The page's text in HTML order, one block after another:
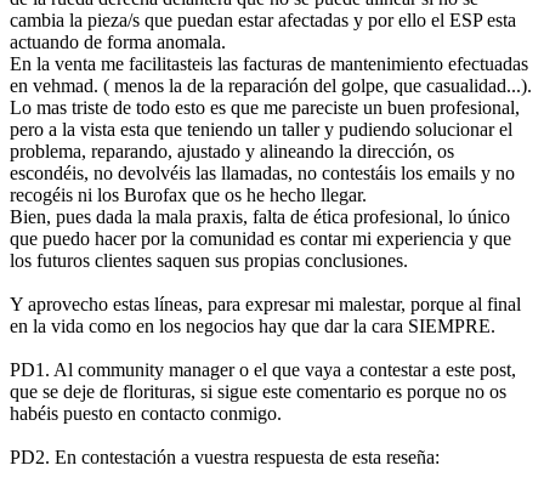
cambia la pieza/s que puedan estar afectadas y por ello el ESP esta
actuando de forma anomala.
En la venta me facilitasteis las facturas de mantenimiento efectuadas
en vehmad. ( menos la de la reparación del golpe, que casualidad...).
Lo mas triste de todo esto es que me pareciste un buen profesional,
pero a la vista esta que teniendo un taller y pudiendo solucionar el
problema, reparando, ajustado y alineando la dirección, os
escondéis, no devolvéis las llamadas, no contestáis los emails y no
recogéis ni los Burofax que os he hecho llegar.
Bien, pues dada la mala praxis, falta de ética profesional, lo único
que puedo hacer por la comunidad es contar mi experiencia y que
los futuros clientes saquen sus propias conclusiones.
Y aprovecho estas líneas, para expresar mi malestar, porque al final
en la vida como en los negocios hay que dar la cara SIEMPRE.
PD1. Al community manager o el que vaya a contestar a este post,
que se deje de florituras, si sigue este comentario es porque no os
habéis puesto en contacto conmigo.
PD2. En contestación a vuestra respuesta de esta reseña: